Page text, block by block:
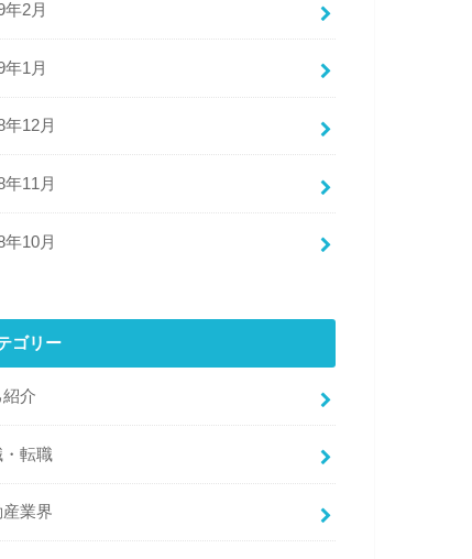
年2月
年1月
年12月
年11月
年10月
ゴリー
紹介
・転職
業界